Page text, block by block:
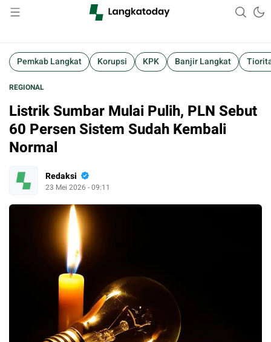
Langkatoday.com
Suara Lokal, Informasi Global
Pemkab Langkat Korupsi KPK Banjir Langkat
REGIONAL
Listrik Sumbar Mulai Pulih, PLN Sebut
60 Persen Sistem Sudah Kembali
Normal
Redaksi
23 Mei 2026 - 09:11